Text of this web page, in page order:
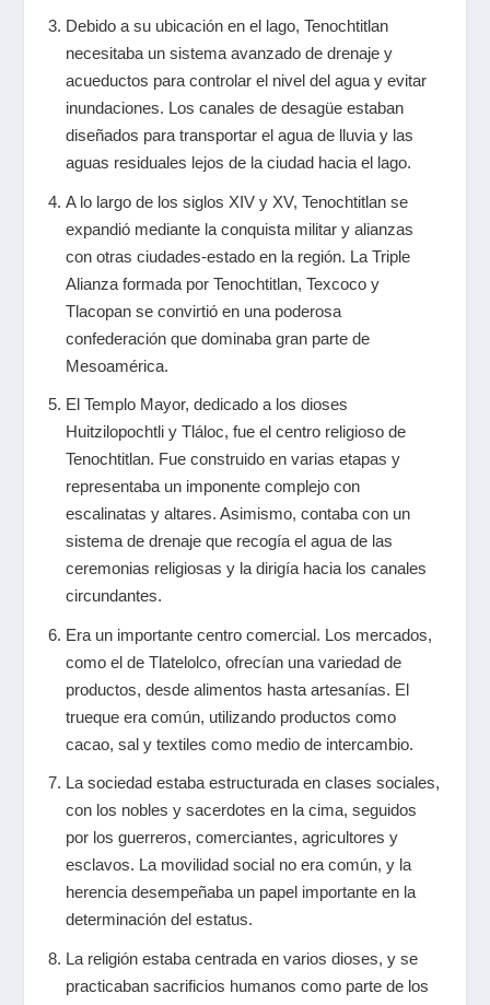
Debido a su ubicación en el lago, Tenochtitlan
necesitaba un sistema avanzado de drenaje y
acueductos para controlar el nivel del agua y evitar
inundaciones. Los canales de desagüe estaban
diseñados para transportar el agua de lluvia y las
aguas residuales lejos de la ciudad hacia el lago.
A lo largo de los siglos XIV y XV, Tenochtitlan se
expandió mediante la conquista militar y alianzas
con otras ciudades-estado en la región. La Triple
Alianza formada por Tenochtitlan, Texcoco y
Tlacopan se convirtió en una poderosa
confederación que dominaba gran parte de
Mesoamérica.
El Templo Mayor, dedicado a los dioses
Huitzilopochtli y Tláloc, fue el centro religioso de
Tenochtitlan. Fue construido en varias etapas y
representaba un imponente complejo con
escalinatas y altares. Asimismo, contaba con un
sistema de drenaje que recogía el agua de las
ceremonias religiosas y la dirigía hacia los canales
circundantes.
Era un importante centro comercial. Los mercados,
como el de Tlatelolco, ofrecían una variedad de
productos, desde alimentos hasta artesanías. El
trueque era común, utilizando productos como
cacao, sal y textiles como medio de intercambio.
La sociedad estaba estructurada en clases sociales,
con los nobles y sacerdotes en la cima, seguidos
por los guerreros, comerciantes, agricultores y
esclavos. La movilidad social no era común, y la
herencia desempeñaba un papel importante en la
determinación del estatus.
La religión estaba centrada en varios dioses, y se
practicaban sacrificios humanos como parte de los